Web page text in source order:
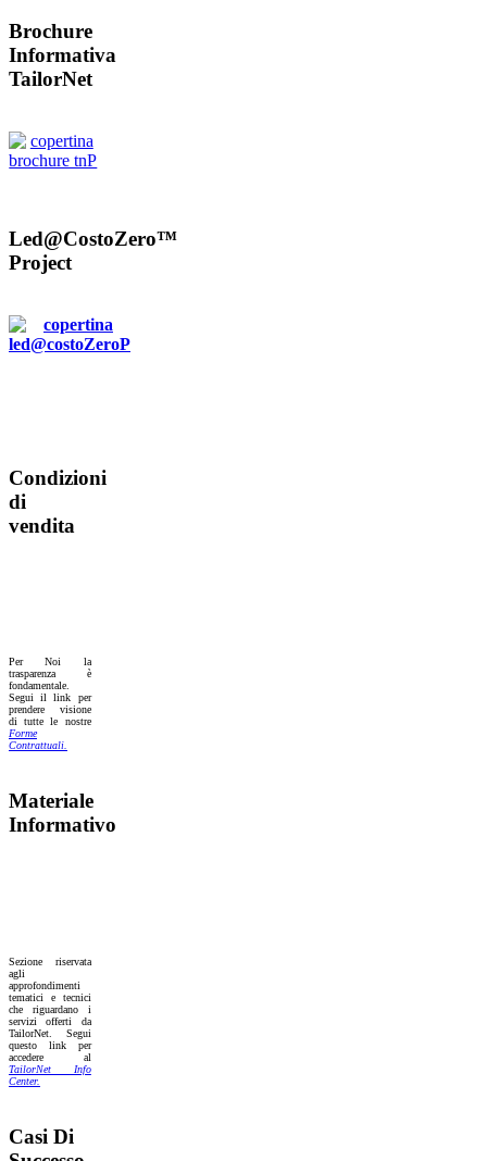
Brochure
Informativa
TailorNet
Led@CostoZero™
Project
Condizioni
di
vendita
Per Noi la
trasparenza è
fondamentale.
Segui il link per
prendere visione
di tutte le nostre
Forme
Contrattuali.
Materiale
Informativo
Sezione riservata
agli
approfondimenti
tematici e tecnici
che riguardano i
servizi offerti da
TailorNet. Segui
questo link per
accedere al
TailorNet Info
Center.
Casi Di